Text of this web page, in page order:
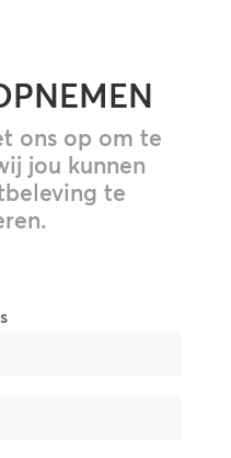
ons op om te
jou kunnen
te